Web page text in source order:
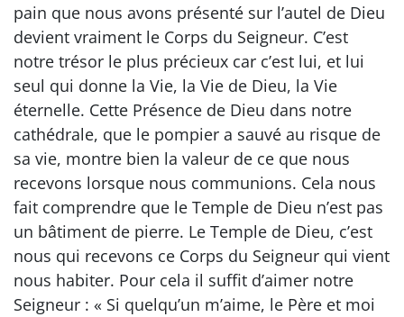
pain que nous avons présenté sur l’autel de Dieu
devient vraiment le Corps du Seigneur. C’est
notre trésor le plus précieux car c’est lui, et lui
seul qui donne la Vie, la Vie de Dieu, la Vie
éternelle. Cette Présence de Dieu dans notre
cathédrale, que le pompier a sauvé au risque de
sa vie, montre bien la valeur de ce que nous
recevons lorsque nous communions. Cela nous
fait comprendre que le Temple de Dieu n’est pas
un bâtiment de pierre. Le Temple de Dieu, c’est
nous qui recevons ce Corps du Seigneur qui vient
nous habiter. Pour cela il suffit d’aimer notre
Seigneur : « Si quelqu’un m’aime, le Père et moi